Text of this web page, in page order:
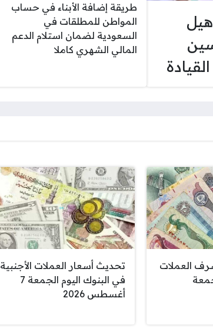
طريقة إضافة الأبناء في حساب
المواطن للمطلقات في
السعودية لضمان استلام الدعم
المالي الشهري كاملا
العملات
تحديث أسعار العملات الأجنبية
في البنوك اليوم الجمعة 7
أغسطس 2026